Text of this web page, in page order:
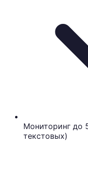
Мониторинг до
текстовых)